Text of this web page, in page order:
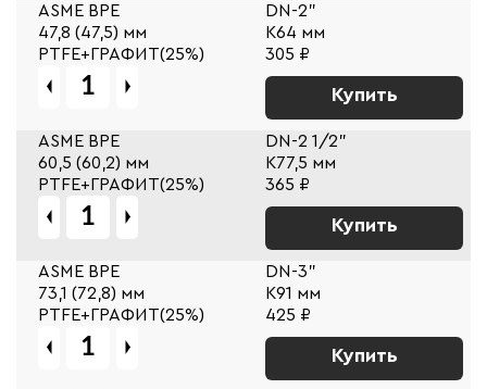
ASME BPE
DN-2"
47,8 (47,5) мм
К64 мм
PTFE+ГРАФИТ(25%)
305 ₽
Купить
ASME BPE
DN-2 1/2"
60,5 (60,2) мм
К77,5 мм
PTFE+ГРАФИТ(25%)
365 ₽
Купить
ASME BPE
DN-3"
73,1 (72,8) мм
К91 мм
PTFE+ГРАФИТ(25%)
425 ₽
Купить